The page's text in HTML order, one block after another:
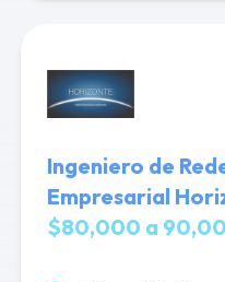
Ingeniero de
Empresarial
$80,000 a